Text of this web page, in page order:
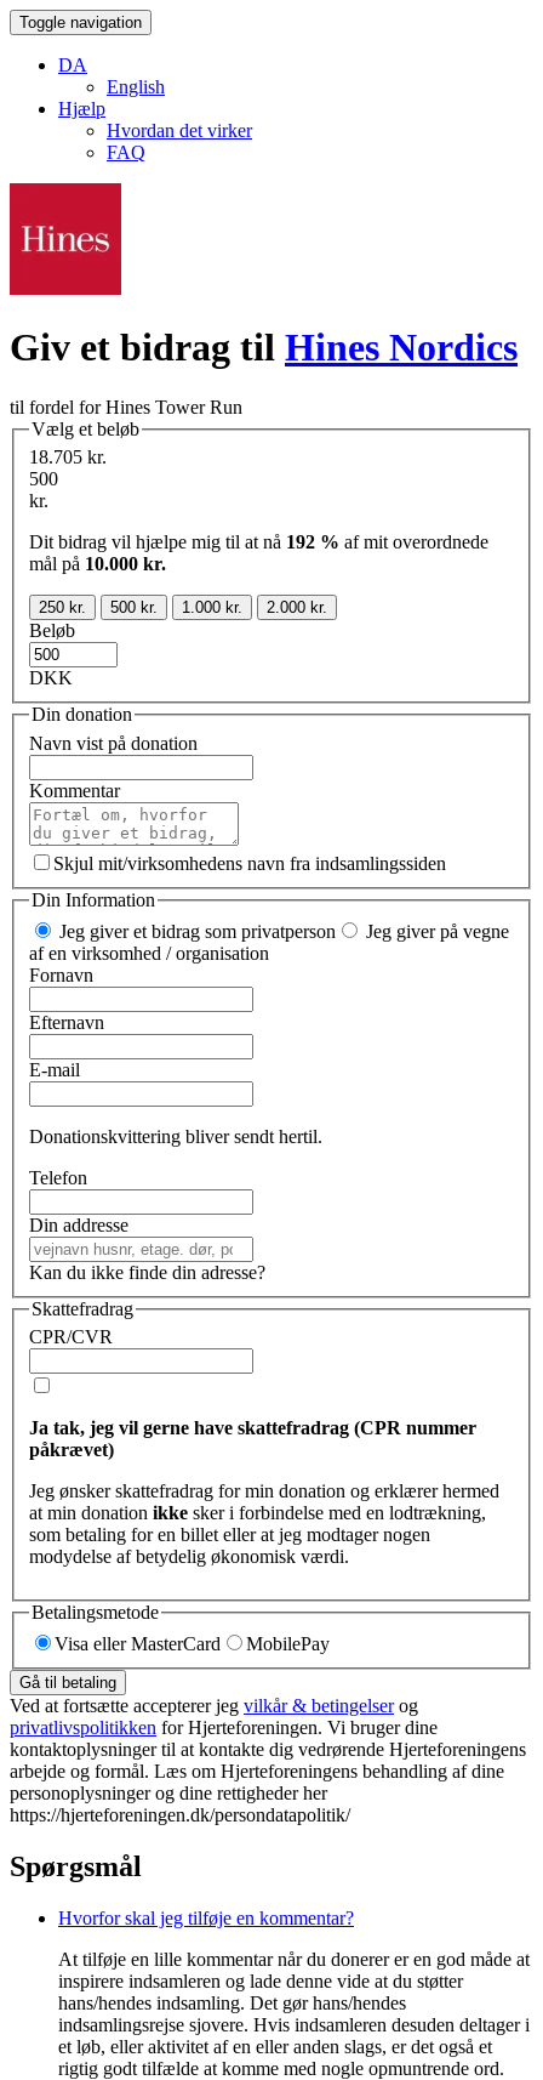
Toggle navigation
DA
English
Hjælp
Hvordan det virker
FAQ
Giv et bidrag til Hines Nordics
til fordel for Hines Tower Run
Vælg et beløb
18.705 kr.
500
kr.
Dit bidrag vil hjælpe mig til at nå 192 % af mit overordnede
mål på 10.000 kr.
250 kr. 500 kr. 1.000 kr. 2.000 kr.
Beløb
DKK
Din donation
Navn vist på donation
Kommentar
Skjul mit/virksomhedens navn fra indsamlingssiden
Din Information
Jeg giver et bidrag som privatperson
Jeg giver på vegne
af en virksomhed / organisation
Fornavn
Efternavn
E-mail
Donationskvittering bliver sendt hertil.
Telefon
Din addresse
Kan du ikke finde din adresse?
Skattefradrag
CPR/CVR
Ja tak, jeg vil gerne have skattefradrag (CPR nummer
påkrævet)
Jeg ønsker skattefradrag for min donation og erklærer hermed
at min donation ikke sker i forbindelse med en lodtrækning,
som betaling for en billet eller at jeg modtager nogen
modydelse af betydelig økonomisk værdi.
Betalingsmetode
Visa eller MasterCard
MobilePay
Gå til betaling
Ved at fortsætte accepterer jeg vilkår & betingelserog
privatlivspolitikken for Hjerteforeningen. Vi bruger dine
kontaktoplysninger til at kontakte dig vedrørende Hjerteforeningens
arbejde og formål. Læs om Hjerteforeningens behandling af dine
personoplysninger og dine rettigheder her
https://hjerteforeningen.dk/persondatapolitik/
Spørgsmål
Hvorfor skal jeg tilføje en kommentar?
At tilføje en lille kommentar når du donerer er en god måde at
inspirere indsamleren og lade denne vide at du støtter
hans/hendes indsamling. Det gør hans/hendes
indsamlingsrejse sjovere. Hvis indsamleren desuden deltager i
et løb, eller aktivitet af en eller anden slags, er det også et
rigtig godt tilfælde at komme med nogle opmuntrende ord.